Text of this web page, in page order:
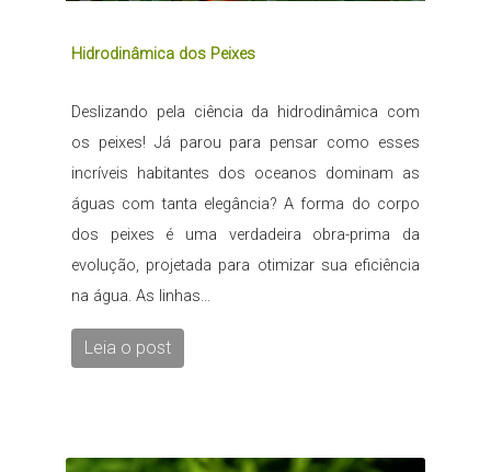
Hidrodinâmica dos Peixes
Deslizando pela ciência da hidrodinâmica com
os peixes! Já parou para pensar como esses
incríveis habitantes dos oceanos dominam as
águas com tanta elegância? A forma do corpo
dos peixes é uma verdadeira obra-prima da
evolução, projetada para otimizar sua eficiência
na água. As linhas...
Leia o post